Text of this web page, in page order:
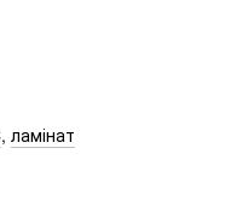
, ламінат